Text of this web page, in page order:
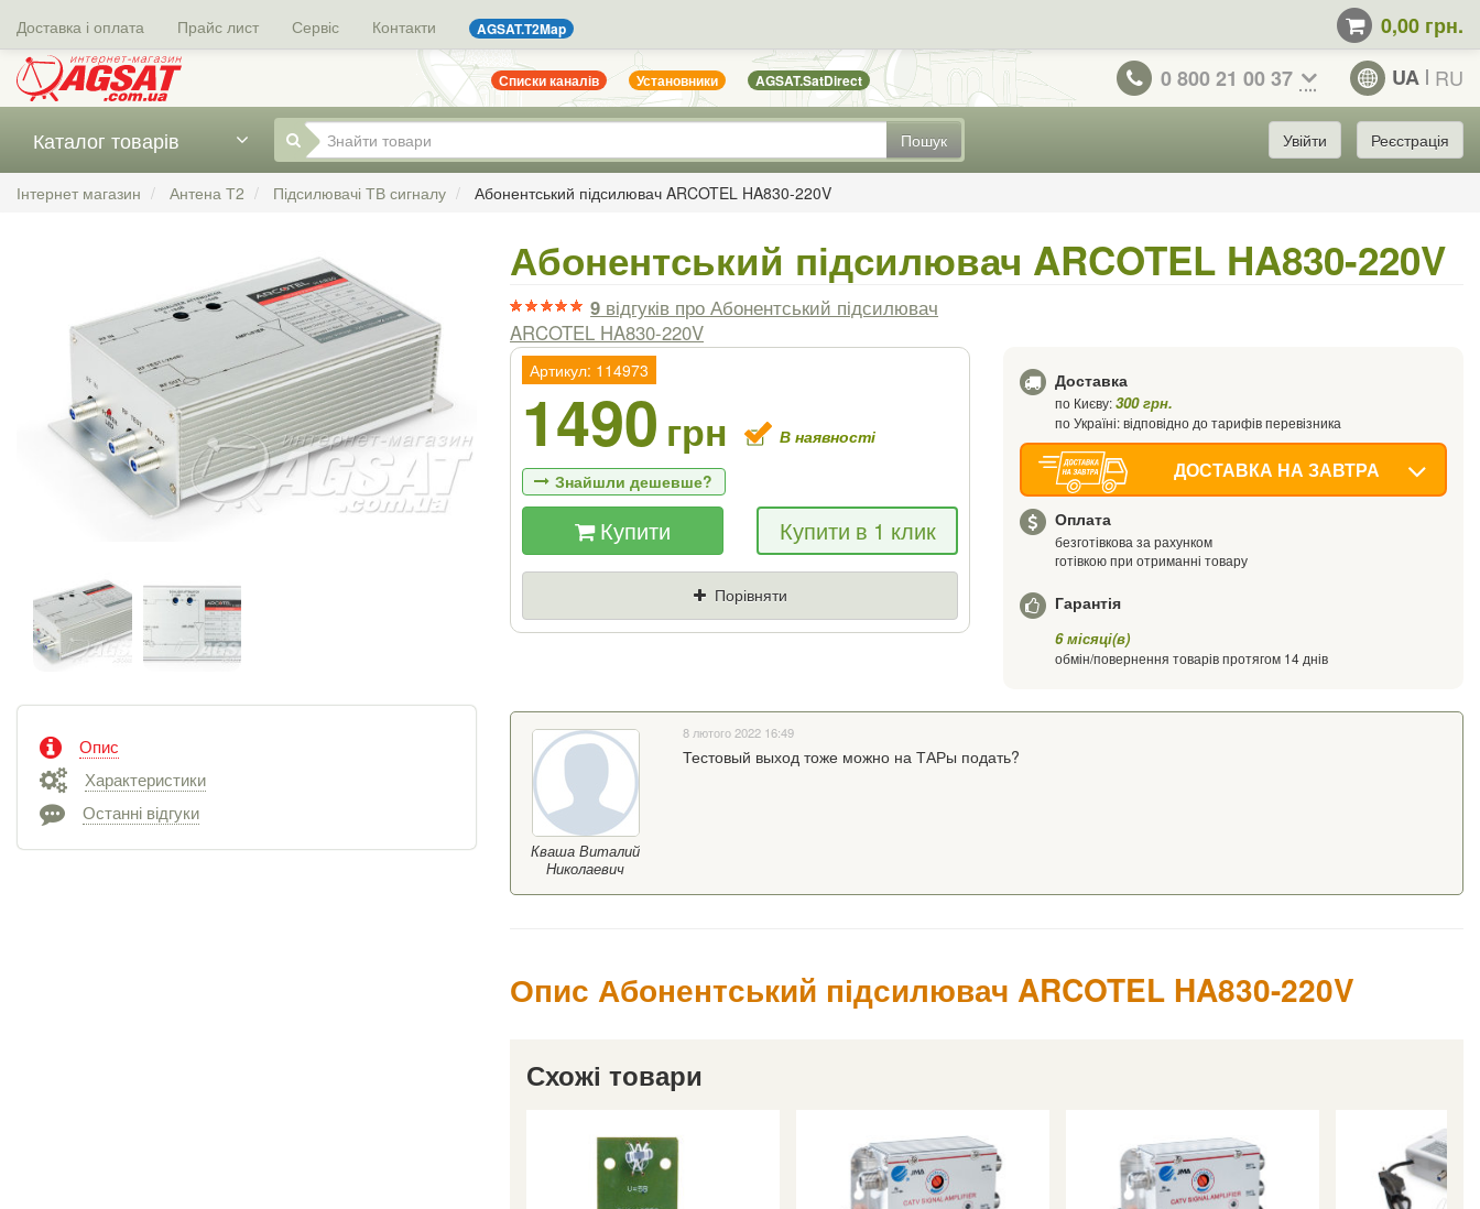
Доставка і оплата Прайс лист Сервіс Контакти AGSAT.T2Map 0,00 грн.
Списки каналів Установники AGSAT.SatDirect 0 800 21 00 37 UA RU
Пошук
Каталог товарів Увійти Реєстрація
Інтернет магазин Антена Т2 Підсилювачі ТВ сигналу Абонентський підсилювач ARCOTEL HA830-220V
Опис
Характеристики
Останні відгуки
Абонентський підсилювач ARCOTEL HA830-220V
9 відгуків про Абонентський підсилювач
ARCOTEL HA830-220V
Артикул: 114973
1490 грн В наявності
Знайшли дешевше?
Якщо Ви знайдете товар дешевше - ми
знизимо ціну і подаруємо % від різниці
Ціна
Де знайшли (Url
Купити Купити в 1 клик
Порівняти
Доставка
по Києву:300 грн.
по Україні: відповідно до тарифів перевізника
ДОСТАВКА НА ЗАВТРА
Оплата
безготівкова за рахунком
готівкою при отриманні товару
Гарантія
6 місяці(в)
обмін/повернення товарів протягом 14 днів
Кваша Виталий
Николаевич
8 лютого 2022 16:49
Тестовый выход тоже можно на ТАРы подать?
Опис Абонентський підсилювач ARCOTEL HA830-220V
Схожі товари